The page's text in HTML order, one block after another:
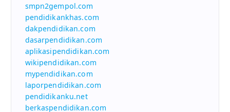
smpn2gempol.com
pendidikankhas.com
dakpendidikan.com
dasarpendidikan.com
aplikasipendidikan.com
wikipendidikan.com
mypendidikan.com
laporpendidikan.com
pendidikanku.net
berkaspendidikan.com